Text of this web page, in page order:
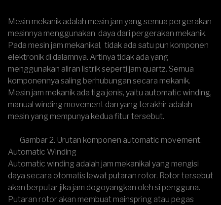
Mesin mekanik adalah mesin jam yang semua pergerakan
mesinnya menggunakan daya dari pergerakan mekanik.
Pada mesin jam mekanikal, tidak ada satu pun komponen
elektronik di dalamnya. Artinya tidak ada yang
menggunakan aliran listrik seperti jam quartz. Semua
komponennya saling berhubungan secara mekanik.
Mesin jam mekanik ada tiga jenis, yaitu automatic winding,
manual winding movement dan yang terakhir adalah
mesin yang mempunya kedua fitur tersebut.
Gambar 2. Urutan komponen automatic movement.
Automatic Winding
Automatic winding adalah jam mekanikal yang mengisi
daya secara otomatis lewat putaran rotor. Rotor tersebut
akan berputar jika jam dogoyangkan oleh si pengguna.
Putaran rotor akan membuat mainspring atau pegas